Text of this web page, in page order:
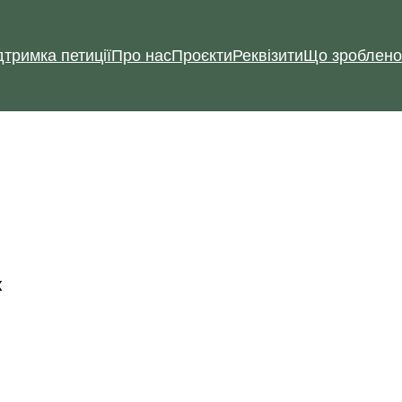
петиціїПро насПроєктиРеквізитиЩо зроблено